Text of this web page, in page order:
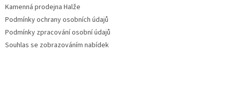
Kamenná prodejna Halže
Podmínky ochrany osobních údajů
Podmínky zpracování osobní údajů
Souhlas se zobrazováním nabídek